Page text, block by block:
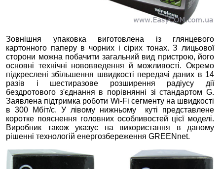
Зовнішня упаковка виготовлена із глянцевого
картонного паперу в чорних і сірих тонах. З лицьової
сторони можна побачити загальний вид пристрою, його
основні технічні нововведення й можливості. Окремо
підкреслені збільшення швидкості передачі даних в 14
разів і шестиразове розширення радіусу дії
бездротового з'єднання в порівнянні зі стандартом G.
Заявлена підтримка роботи Wi-Fi сегменту на швидкості
в 300 Мбіт/с. У лівому нижньому куті представлене
коротке пояснення головних особливостей цієї моделі.
Виробник також указує на використання в даному
рішенні технологій енергозбереження GREENnet.